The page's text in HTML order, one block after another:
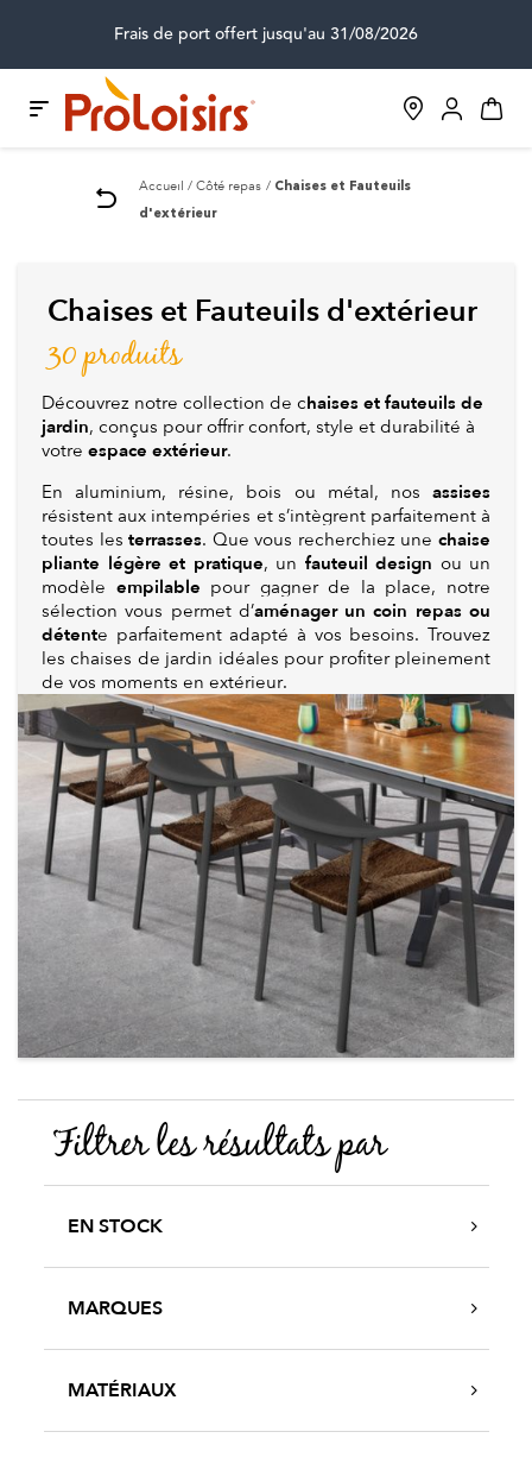
Frais de port offert jusqu'au 31/08/2026
Accueil Côté repas Chaises et Fauteuils
d'extérieur
Chaises et Fauteuils d'extérieur
30 produits
Découvrez notre collection de chaises et fauteuils de
jardin, conçus pour offrir confort, style et durabilité à
votre espace extérieur.
En aluminium, résine, bois ou métal, nos assises
résistent aux intempéries et s’intègrent parfaitement à
toutes lesterrasses. Que vous recherchiez unechaise
pliante légère et pratique, un fauteuil design ou un
modèle empilable pour gagner de la place, notre
sélection vous permet d’aménager un coin repas ou
détente parfaitement adapté à vos besoins. Trouvez
les chaises de jardin idéales pour profiter pleinement
de vos moments en extérieur.
Filtrer les résultats par
EN STOCK
MARQUES
MATÉRIAUX